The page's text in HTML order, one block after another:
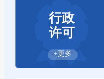
行政
许可
+更多